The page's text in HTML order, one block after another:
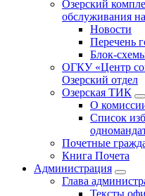
Озерский
обслуживания
Новости
Перечень
Блок-
ОГКУ «Центр
Озерский отдел
Озерская ТИК
О
Список
Почетные
Книга Почета
Администрация
Глава